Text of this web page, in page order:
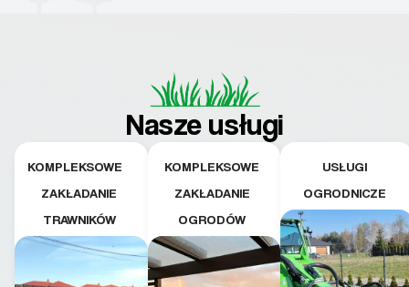
Nasze usługi
KOMPLEKSOWE
ZAKŁADANIE
TRAWNIKÓW
KOMPLEKSOWE
ZAKŁADANIE
OGRODÓW
USŁUGI
OGRODNICZE